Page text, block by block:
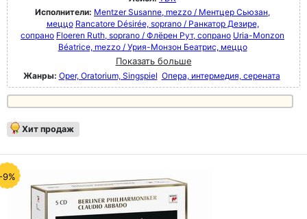
Исполнители: Mentzer Susanne, mezzo / Ментцер Сьюзан,
меццо Rancatore Désirée, soprano / Ранкатор Дезире,
сопрано Floeren Ruth, soprano / Флёрен Рут, сопрано Uria-Monzon
Béatrice, mezzo / Урия-Монзон Беатрис, меццо
Показать больше
Жанры: Oper, Oratorium, Singspiel Опера, интермедия, серената
Хит продаж
9%